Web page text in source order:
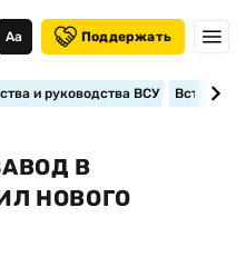
Аа Поддержать
и руководства ВСУ
В
НОВОГО